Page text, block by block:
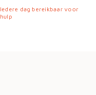
Iedere dag bereikbaar voor
hulp